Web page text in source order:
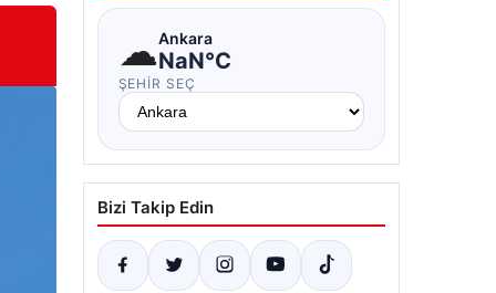
☁Ankara
NaN°C
ŞEHIR SEÇ
Bizi Takip Edin